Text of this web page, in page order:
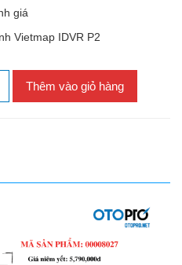
giá
Vietmap IDVR P2
Thêm vào giỏ hàng